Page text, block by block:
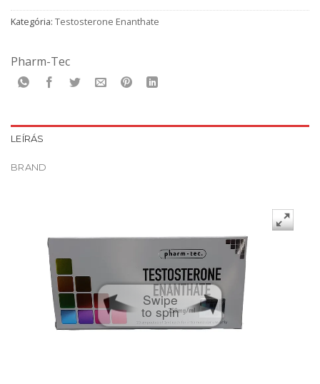
Kategória: Testosterone Enanthate
Pharm-Tec
LEÍRÁS
BRAND
Swipe
to spin